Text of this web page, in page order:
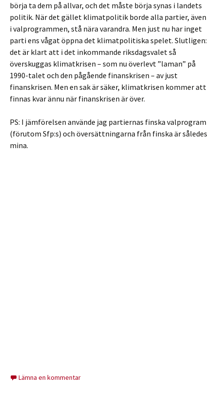
börja ta dem på allvar, och det måste börja synas i landets
politik. När det gället klimatpolitik borde alla partier, även
i valprogrammen, stå nära varandra. Men just nu har inget
parti ens vågat öppna det klimatpolitiska spelet. Slutligen:
det är klart att i det inkommande riksdagsvalet så
överskuggas klimatkrisen – som nu överlevt ”laman” på
1990-talet och den pågående finanskrisen – av just
finanskrisen. Men en sak är säker, klimatkrisen kommer att
finnas kvar ännu när finanskrisen är över.
PS: I jämförelsen använde jag partiernas finska valprogram
(förutom Sfp:s) och översättningarna från finska är således
mina.
Lämna en kommentar